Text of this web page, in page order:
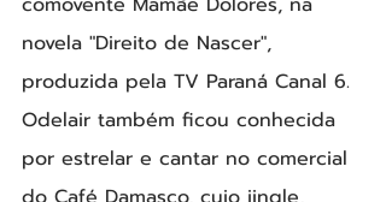
novela "Direito de Nascer",
produzida pela TV Paraná Canal 6.
Odelair também ficou conhecida
por estrelar e cantar no comercial